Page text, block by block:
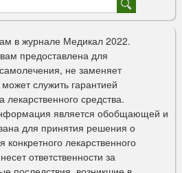
в журнале Медикал 2022.
предоставлена для
не заменяет
служить гарантией
средства.
является обобщающей и
для принятия решения о
лекарственного
ответственности за